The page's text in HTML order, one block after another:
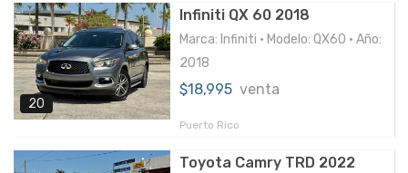
20
Infiniti QX 60 2018
Marca: Infiniti • Modelo: QX60 • Año:
2018
$18,995 venta
Puerto Rico
Toyota Camry TRD 2022